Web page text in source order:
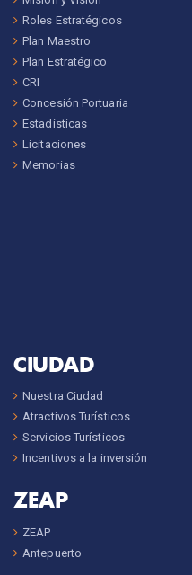
Roles Estratégicos
Plan Maestro
Plan Estratégico
CRI
Concesión Portuaria
Estadísticas
Licitaciones
Memorias
CIUDAD
Nuestra Ciudad
Atractivos Turísticos
Servicios Turísticos
Incentivos a la inversión
ZEAP
ZEAP
Antepuerto